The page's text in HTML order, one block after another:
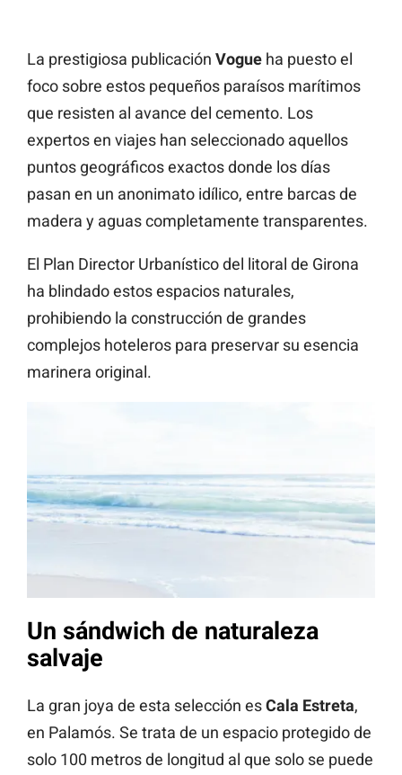
La prestigiosa publicación Vogue ha puesto el
foco sobre estos pequeños paraísos marítimos
que resisten al avance del cemento. Los
expertos en viajes han seleccionado aquellos
puntos geográficos exactos donde los días
pasan en un anonimato idílico, entre barcas de
madera y aguas completamente transparentes.
El Plan Director Urbanístico del litoral de Girona
ha blindado estos espacios naturales,
prohibiendo la construcción de grandes
complejos hoteleros para preservar su esencia
marinera original.
Un sándwich de naturaleza
salvaje
La gran joya de esta selección esCala Estreta,
en Palamós. Se trata de un espacio protegido de
solo 100 metros de longitud al que solo se puede